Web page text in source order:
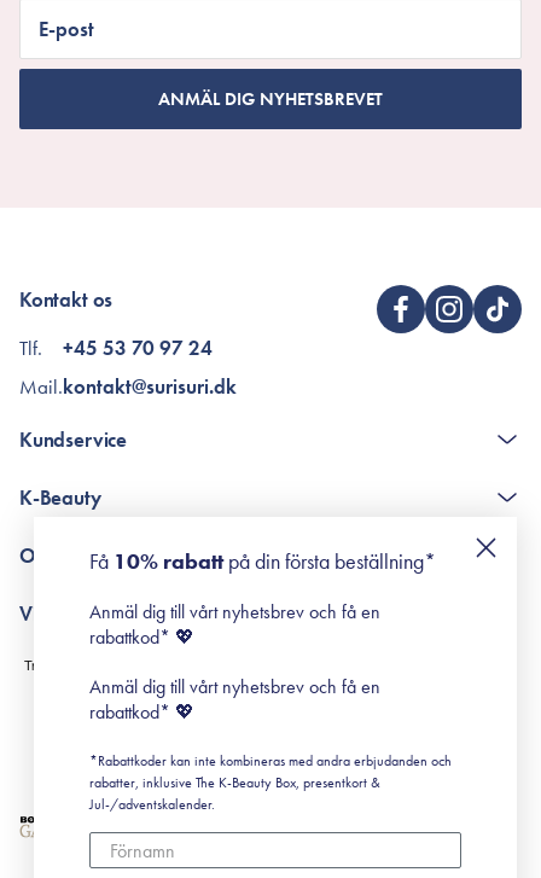
E-post
ANMÄL DIG NYHETSBREVET
Kontakt os
Tlf.
Mail.
+45 53 70 97 24
kontakt@surisuri.dk
Kundservice
Poängshop - frågor och svar
K-Beauty
Retinol för nybörjare
Om Surisuri
Black Friday
Villkor
Leverans & Retur
Köpvillkor
Prenumerationsvillkor
Cookiepolicy
Få 10% rabattpå din första beställning*
Anmäl dig till vårt nyhetsbrev och få en
rabattkod* 💖
Anmäl dig till vårt nyhetsbrev och få en
rabattkod* 💖
*Rabattkoder kan inte kombineras med andra erbjudanden och
rabatter, inklusive The K-Beauty Box, presentkort &
Jul-/adventskalender.